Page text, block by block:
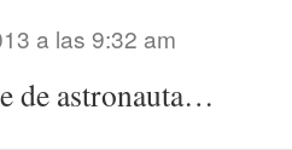
a las 9:32 am
de astronauta…